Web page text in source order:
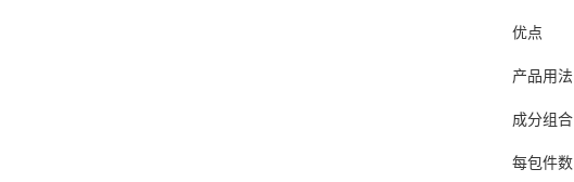
优点
产品用法
成分组合
每包件数